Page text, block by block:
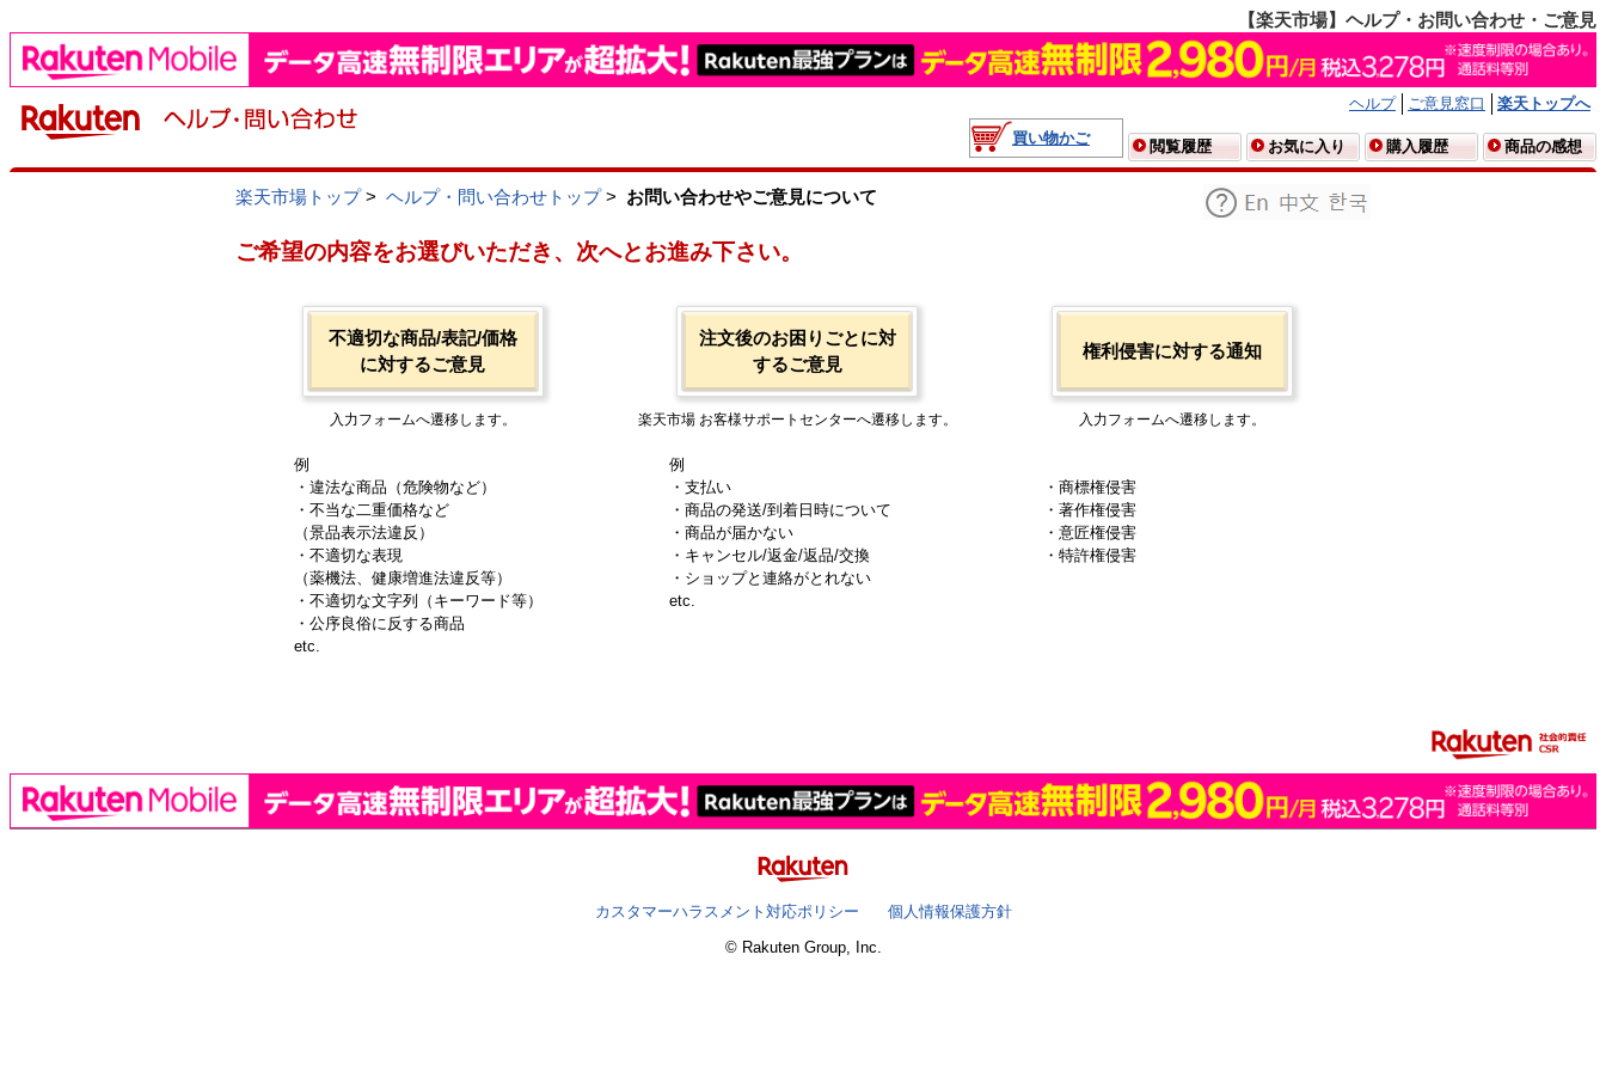
【楽天市場】ヘルプ・お問い合わせ・ご意見
ヘルプ ご意見窓口
楽天トップへ
買い物かご
閲覧履歴 お気に入り 購入履歴 商品の感想
楽天市場トップ> ヘルプ・問い合わせトップ> お問い合わせやご意見について
ご希望の内容をお選びいただき、次へとお進み下さい。
不適切な商品/表記/価格
に対するご意見
入力フォームへ遷移します。
例
・違法な商品（危険物など）
・不当な二重価格など
（景品表示法違反）
・不適切な表現
（薬機法、健康増進法違反等）
・不適切な文字列（キーワード等）
・公序良俗に反する商品
etc.
注文後のお困りごとに対
するご意見
楽天市場 お客様サポートセンターへ遷移します。
例
・支払い
・商品の発送/到着日時について
・商品が届かない
・キャンセル/返金/返品/交換
・ショップと連絡がとれない
etc.
権利侵害に対する通知
入力フォームへ遷移します。
・商標権侵害
・著作権侵害
・意匠権侵害
・特許権侵害
カスタマーハラスメント対応ポリシー
個人情報保護方針
© Rakuten Group, Inc.